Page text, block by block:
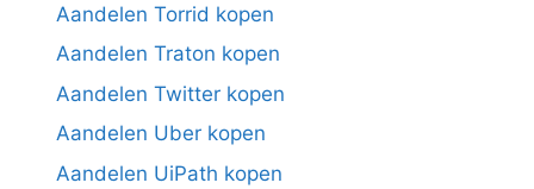
Aandelen Torrid kopen
Aandelen Traton kopen
Aandelen Twitter kopen
Aandelen Uber kopen
Aandelen UiPath kopen